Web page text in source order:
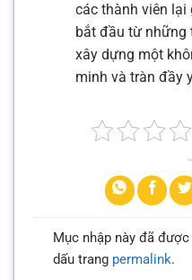
các thành viên lại
bắt đầu từ những
xây dựng một
minh và tràn đầy
Mục nhập này đã
dấu trang permalink.